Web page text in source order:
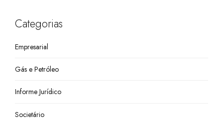
Categorias
Empresarial
Gás e Petróleo
Informe Jurídico
Societário